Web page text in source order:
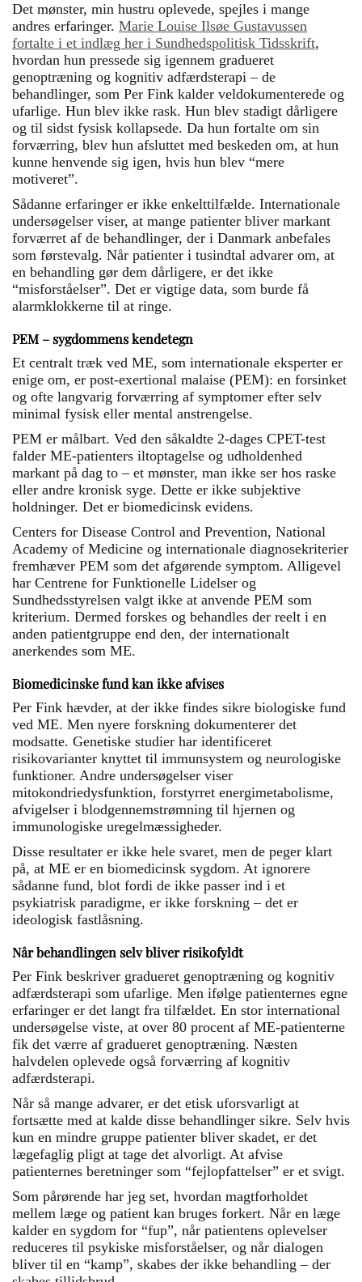
Det mønster, min hustru oplevede, spejles i mange
andres erfaringer. Marie Louise Ilsøe Gustavussen
fortalte i et indlæg her i Sundhedspolitisk Tidsskrift,
hvordan hun pressede sig igennem gradueret
genoptræning og kognitiv adfærdsterapi – de
behandlinger, som Per Fink kalder veldokumenterede og
ufarlige. Hun blev ikke rask. Hun blev stadigt dårligere
og til sidst fysisk kollapsede. Da hun fortalte om sin
forværring, blev hun afsluttet med beskeden om, at hun
kunne henvende sig igen, hvis hun blev “mere
motiveret”.
Sådanne erfaringer er ikke enkelttilfælde. Internationale
undersøgelser viser, at mange patienter bliver markant
forværret af de behandlinger, der i Danmark anbefales
som førstevalg. Når patienter i tusindtal advarer om, at
en behandling gør dem dårligere, er det ikke
“misforståelser”. Det er vigtige data, som burde få
alarmklokkerne til at ringe.
PEM – sygdommens kendetegn
Et centralt træk ved ME, som internationale eksperter er
enige om, er post-exertional malaise (PEM): en forsinket
og ofte langvarig forværring af symptomer efter selv
minimal fysisk eller mental anstrengelse.
PEM er målbart. Ved den såkaldte 2-dages CPET-test
falder ME-patienters iltoptagelse og udholdenhed
markant på dag to – et mønster, man ikke ser hos raske
eller andre kronisk syge. Dette er ikke subjektive
holdninger. Det er biomedicinsk evidens.
Centers for Disease Control and Prevention, National
Academy of Medicine og internationale diagnosekriterier
fremhæver PEM som det afgørende symptom. Alligevel
har Centrene for Funktionelle Lidelser og
Sundhedsstyrelsen valgt ikke at anvende PEM som
kriterium. Dermed forskes og behandles der reelt i en
anden patientgruppe end den, der internationalt
anerkendes som ME.
Biomedicinske fund kan ikke afvises
Per Fink hævder, at der ikke findes sikre biologiske fund
ved ME. Men nyere forskning dokumenterer det
modsatte. Genetiske studier har identificeret
risikovarianter knyttet til immunsystem og neurologiske
funktioner. Andre undersøgelser viser
mitokondriedysfunktion, forstyrret energimetabolisme,
afvigelser i blodgennemstrømning til hjernen og
immunologiske uregelmæssigheder.
Disse resultater er ikke hele svaret, men de peger klart
på, at ME er en biomedicinsk sygdom. At ignorere
sådanne fund, blot fordi de ikke passer ind i et
psykiatrisk paradigme, er ikke forskning – det er
ideologisk fastlåsning.
Når behandlingen selv bliver risikofyldt
Per Fink beskriver gradueret genoptræning og kognitiv
adfærdsterapi som ufarlige. Men ifølge patienternes egne
erfaringer er det langt fra tilfældet. En stor international
undersøgelse viste, at over 80 procent af ME-patienterne
fik det værre af gradueret genoptræning. Næsten
halvdelen oplevede også forværring af kognitiv
adfærdsterapi.
Når så mange advarer, er det etisk uforsvarligt at
fortsætte med at kalde disse behandlinger sikre. Selv hvis
kun en mindre gruppe patienter bliver skadet, er det
lægefaglig pligt at tage det alvorligt. At afvise
patienternes beretninger som “fejlopfattelser” er et svigt.
Som pårørende har jeg set, hvordan magtforholdet
mellem læge og patient kan bruges forkert. Når en læge
kalder en sygdom for “fup”, når patientens oplevelser
reduceres til psykiske misforståelser, og når dialogen
bliver til en “kamp”, skabes der ikke behandling – der